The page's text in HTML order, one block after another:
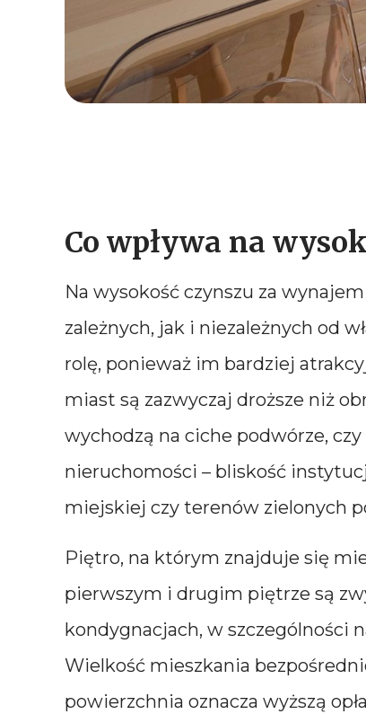
Co wpływa na
Na wysokość czynszu za
zależnych, jak i niezależnych od
rolę, ponieważ im bardziej
miast są zazwyczaj droższe niż
wychodzą na ciche podwórze,
nieruchomości – bliskość
miejskiej czy terenów zielonych
Piętro, na którym znajduje się
pierwszym i drugim piętrze są
kondygnacjach, w szczególności
Wielkość mieszkania
powierzchnia oznacza wyższą